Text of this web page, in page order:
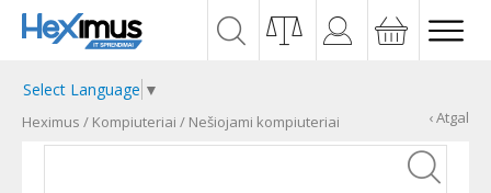
Select Language ▼
Heximus / Kompiuteriai / Nešiojami kompiuteriai ‹ Atgal